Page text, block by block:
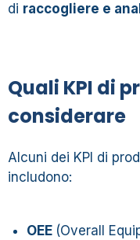
di raccogliere e
Quali KPI di
considerare
Alcuni dei KPI di
includono:
OEE (Overall